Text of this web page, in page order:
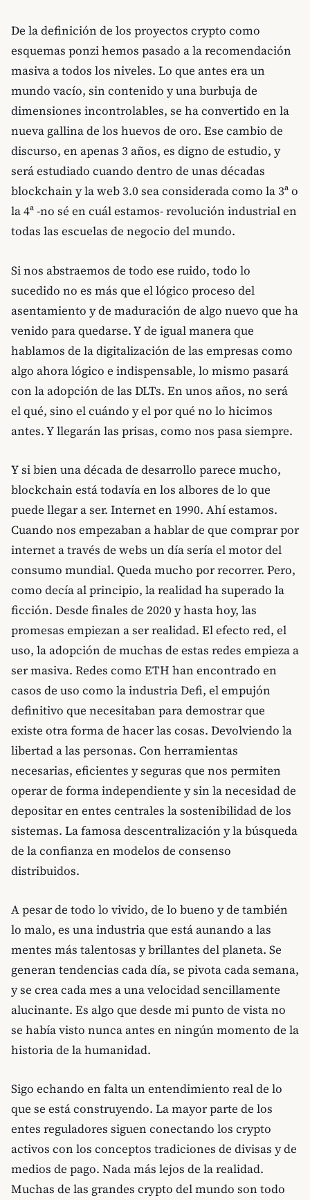
De la definición de los proyectos crypto como
esquemas ponzi hemos pasado a la recomendación
masiva a todos los niveles. Lo que antes era un
mundo vacío, sin contenido y una burbuja de
dimensiones incontrolables, se ha convertido en la
nueva gallina de los huevos de oro. Ese cambio de
discurso, en apenas 3 años, es digno de estudio, y
será estudiado cuando dentro de unas décadas
blockchain y la web 3.0 sea considerada como la 3ª o
la 4ª -no sé en cuál estamos- revolución industrial en
todas las escuelas de negocio del mundo.
Si nos abstraemos de todo ese ruido, todo lo
sucedido no es más que el lógico proceso del
asentamiento y de maduración de algo nuevo que ha
venido para quedarse. Y de igual manera que
hablamos de la digitalización de las empresas como
algo ahora lógico e indispensable, lo mismo pasará
con la adopción de las DLTs. En unos años, no será
el qué, sino el cuándo y el por qué no lo hicimos
antes. Y llegarán las prisas, como nos pasa siempre.
Y si bien una década de desarrollo parece mucho,
blockchain está todavía en los albores de lo que
puede llegar a ser. Internet en 1990. Ahí estamos.
Cuando nos empezaban a hablar de que comprar por
internet a través de webs un día sería el motor del
consumo mundial. Queda mucho por recorrer. Pero,
como decía al principio, la realidad ha superado la
ficción. Desde finales de 2020 y hasta hoy, las
promesas empiezan a ser realidad. El efecto red, el
uso, la adopción de muchas de estas redes empieza a
ser masiva. Redes como ETH han encontrado en
casos de uso como la industria Defi, el empujón
definitivo que necesitaban para demostrar que
existe otra forma de hacer las cosas. Devolviendo la
libertad a las personas. Con herramientas
necesarias, eficientes y seguras que nos permiten
operar de forma independiente y sin la necesidad de
depositar en entes centrales la sostenibilidad de los
sistemas. La famosa descentralización y la búsqueda
de la confianza en modelos de consenso
distribuidos.
A pesar de todo lo vivido, de lo bueno y de también
lo malo, es una industria que está aunando a las
mentes más talentosas y brillantes del planeta. Se
generan tendencias cada día, se pivota cada semana,
y se crea cada mes a una velocidad sencillamente
alucinante. Es algo que desde mi punto de vista no
se había visto nunca antes en ningún momento de la
historia de la humanidad.
Sigo echando en falta un entendimiento real de lo
que se está construyendo. La mayor parte de los
entes reguladores siguen conectando los crypto
activos con los conceptos tradiciones de divisas y de
medios de pago. Nada más lejos de la realidad.
Muchas de las grandes crypto del mundo son todo